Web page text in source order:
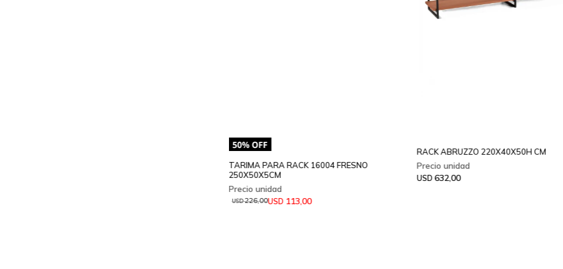
TARIMA PARA RACK 16004 FRESNO
250X50X5CM
USD 113,00
USD226,00
RACK ABRUZZO 220X40X50H CM
USD632,00